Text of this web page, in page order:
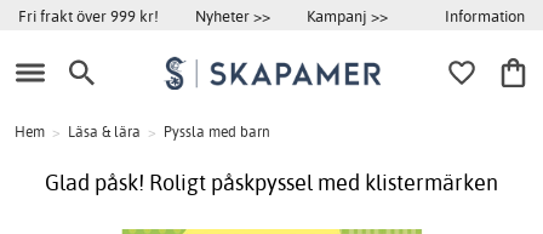
Fri frakt över 999 kr! Nyheter >> Kampanj >> Information
Hem > Läsa & lära > Pyssla med barn
Glad påsk! Roligt påskpyssel med klistermärken